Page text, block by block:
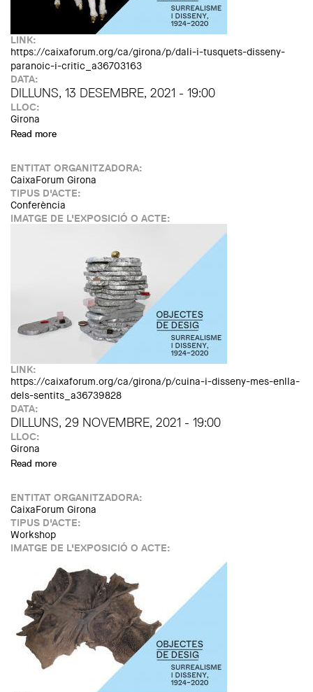
LINK:
https://caixaforum.org/ca/girona/p/dali-i-tusquets-disseny-
paranoic-i-critic_a36703163
DATA:
DILLUNS, 13 DESEMBRE, 2021 - 19:00
LLOC:
Girona
Read more
ENTITAT ORGANITZADORA:
CaixaForum Girona
TIPUS D'ACTE:
Conferència
IMATGE DE L'EXPOSICIÓ O ACTE:
LINK:
https://caixaforum.org/ca/girona/p/cuina-i-disseny-mes-enlla-
dels-sentits_a36739828
DATA:
DILLUNS, 29 NOVEMBRE, 2021 - 19:00
LLOC:
Girona
Read more
ENTITAT ORGANITZADORA:
CaixaForum Girona
TIPUS D'ACTE:
Workshop
IMATGE DE L'EXPOSICIÓ O ACTE: